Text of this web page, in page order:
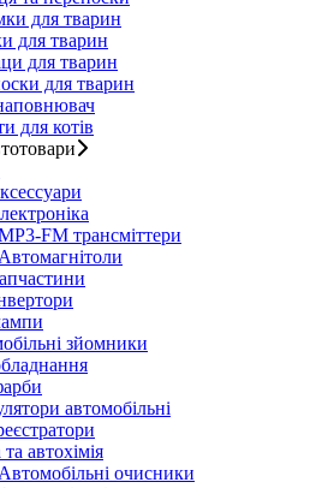
для тварин
для тварин
для тварин
для тварин
для котів
FM трансміттери
Автомагнітоли
зйомники
автомобільні
автохімія
Автомобільні очисники